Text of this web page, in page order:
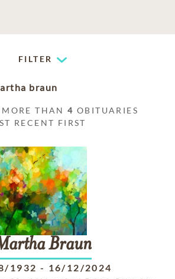
FILTER
braun
MORE THAN4 OBITUARIES
RECENT FIRST
Braun
1932 - 16/12/2024